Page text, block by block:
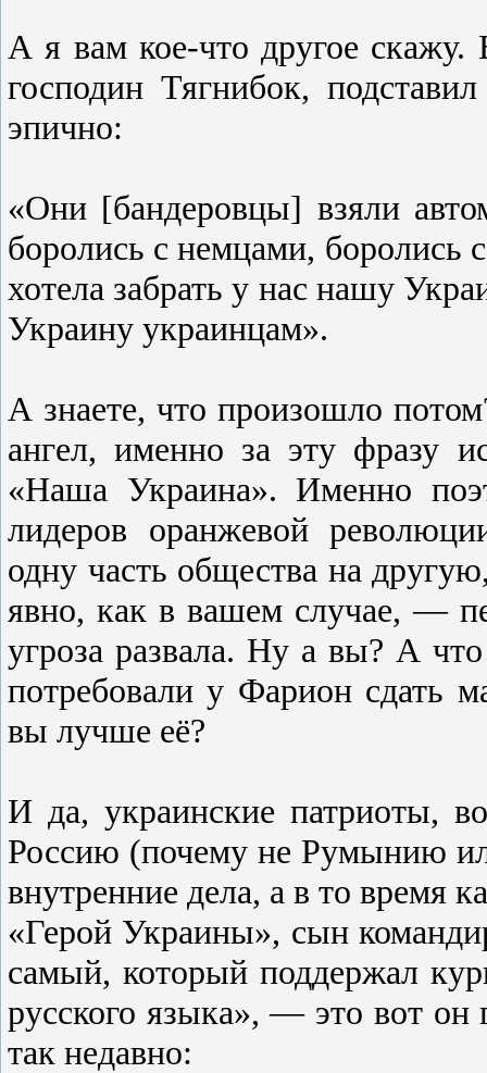
А я вам кое-что другое
господин Тягнибок,
эпично:
«Они [бандеровцы] взяли
боролись с немцами, боролись
хотела забрать у нас нашу
Украину украинцам».
А знаете, что произошло
ангел, именно за эту фразу
«Наша Украина». Именно
лидеров оранжевой
одну часть общества на
явно, как в вашем случае, —
угроза развала. Ну а вы? А
потребовали у Фарион сдать
вы лучше её?
И да, украинские патриоты,
Россию (почему не Румынию
внутренние дела, а в то время
«Герой Украины», сын
самый, который поддержал
русского языка», — это вот
так недавно: